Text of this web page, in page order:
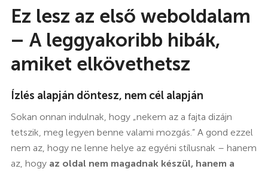
Ez lesz az első weboldalam
– A leggyakoribb hibák,
amiket elkövethetsz
Ízlés alapján döntesz, nem cél alapján
Sokan onnan indulnak, hogy „nekem az a fajta dizájn
tetszik, meg legyen benne valami mozgás.” A gond ezzel
nem az, hogy ne lenne helye az egyéni stílusnak – hanem
az, hogy az oldal nem magadnak készül, hanem a